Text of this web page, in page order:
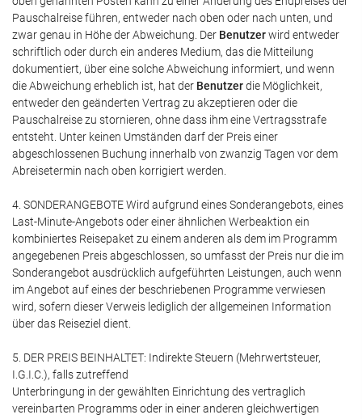
Pauschalreise führen, entweder nach oben oder nach unten, und
zwar genau in Höhe der Abweichung. Der Benutzerwird entweder
schriftlich oder durch ein anderes Medium, das die Mitteilung
dokumentiert, über eine solche Abweichung informiert, und wenn
die Abweichung erheblich ist, hat der Benutzerdie Möglichkeit,
entweder den geänderten Vertrag zu akzeptieren oder die
Pauschalreise zu stornieren, ohne dass ihm eine Vertragsstrafe
entsteht. Unter keinen Umständen darf der Preis einer
abgeschlossenen Buchung innerhalb von zwanzig Tagen vor dem
Abreisetermin nach oben korrigiert werden.
4. SONDERANGEBOTE Wird aufgrund eines Sonderangebots, eines
Last-Minute-Angebots oder einer ähnlichen Werbeaktion ein
kombiniertes Reisepaket zu einem anderen als dem im Programm
angegebenen Preis abgeschlossen, so umfasst der Preis nur die im
Sonderangebot ausdrücklich aufgeführten Leistungen, auch wenn
im Angebot auf eines der beschriebenen Programme verwiesen
wird, sofern dieser Verweis lediglich der allgemeinen Information
über das Reiseziel dient.
5. DER PREIS BEINHALTET: Indirekte Steuern (Mehrwertsteuer,
I.G.I.C.), falls zutreffend
Unterbringung in der gewählten Einrichtung des vertraglich
vereinbarten Programms oder in einer anderen gleichwertigen